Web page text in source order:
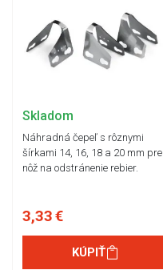
Skladom
Náhradná čepeľ s rôznymi
šírkami 14, 16, 18 a 20 mm pre
nôž na odstránenie rebier.
3,33 €
KÚPIŤ